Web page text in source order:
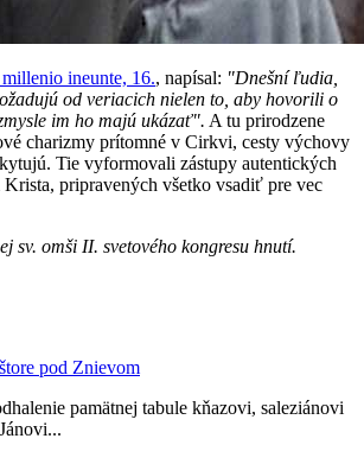
ineunte, 16., napísal: "Dnešní ľudia,
od veriacich nielen to, aby hovorili o
im ho majú ukázať". A tu prirodzene
charizmy prítomné v Cirkvi, cesty výchovy
Tie vyformovali zástupy autentických
pripravených všetko vsadiť pre vec
sv. omši II. svetového kongresu hnutí.
pod Znievom
pamätnej tabule kňazovi, saleziánovi